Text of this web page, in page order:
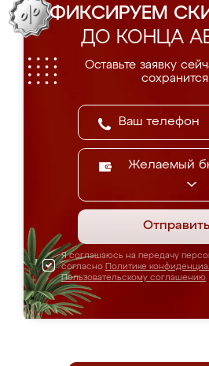
ФИКСИРУЕМ
ДО КОНЦА
Оставьте заявку
Желаемый
Отправить
Я соглашаюсь на передачу
согласно Политике
Пользовательскому соглашению